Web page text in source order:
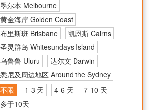
墨尔本 Melbourne
黄金海岸 Golden Coast
布里斯班 Brisbane
凯恩斯 Cairns
圣灵群岛 Whitesundays Island
乌鲁鲁 Uluru
达尔文 Darwin
悉尼及周边地区 Around the Sydney
不限 1-3 天 4-6 天
7-10 天
多于10天